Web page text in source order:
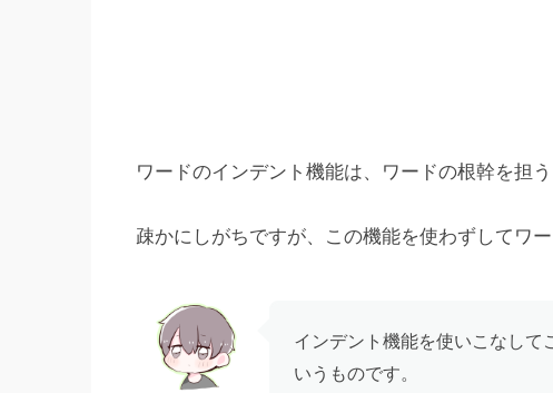
ワードのインデント機能は、ワードの根幹を担
疎かにしがちですが、この機能を使わずしてワ
インデント機能を使いこなして
いうものです。